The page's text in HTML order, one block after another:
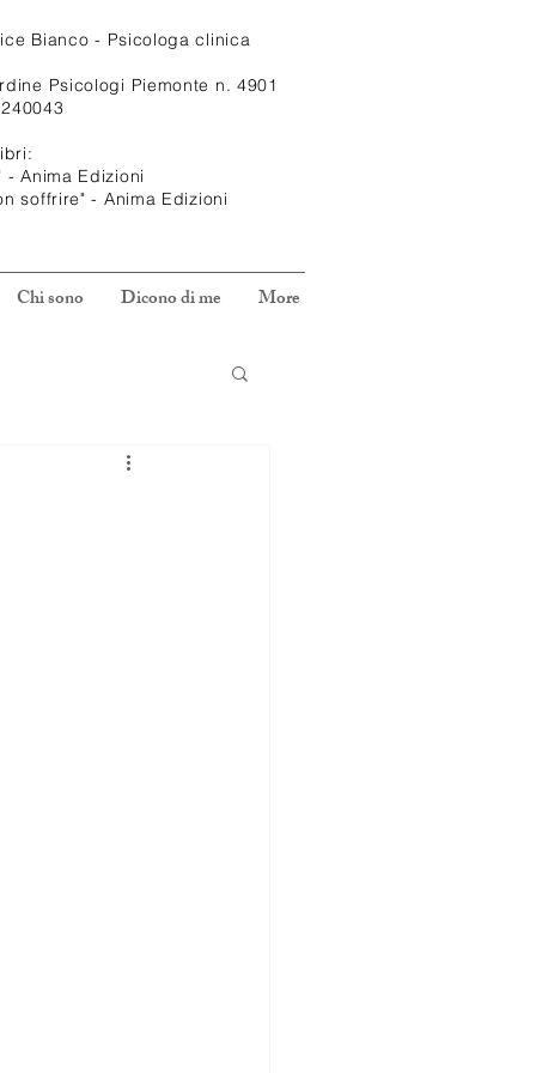
Bianco - Psicologa clinica
Psicologi Piemonte n. 4901
Anima Edizioni
soffrire" - Anima Edizioni
Chi sono Dicono di me More